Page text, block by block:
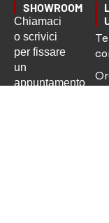
SHOWROOM
Chiamaci
o scrivici
per fissare
un
appuntamento